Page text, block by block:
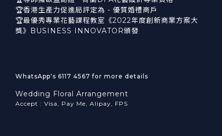
🏆香港生產力促進局評定為 - 優質婚禮商戶
🏆最優秀專業花藝課程教室《2022年度創新商業方案大
獎》BUSINESS INNOVATOR頒發
WhatsApp's 6117 4567 for more details
Wedding Floral Arrangement
Accept : Visa, Pay Me, Alipay, FPS